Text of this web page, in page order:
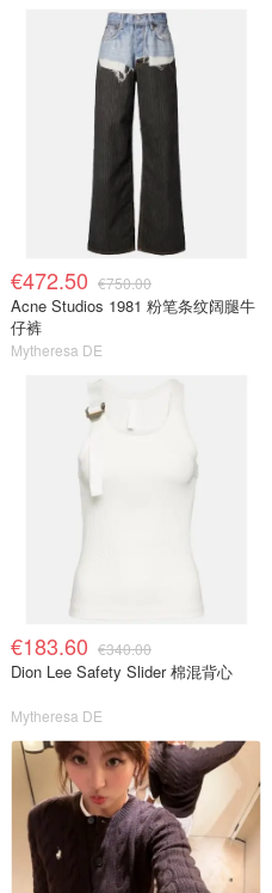
€472.50 €750.00
Acne Studios 1981 粉笔条纹阔腿牛
仔裤
Mytheresa DE
€183.60 €340.00
Dion Lee Safety Slider 棉混背心
Mytheresa DE